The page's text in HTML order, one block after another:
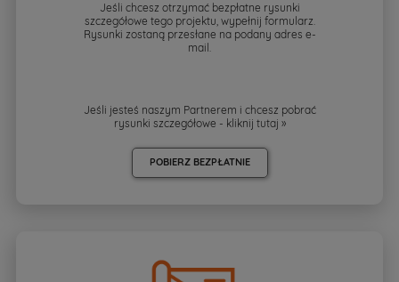
Jeśli chcesz otrzymać bezpłatne rysunki
szczegółowe tego projektu, wypełnij formularz.
Rysunki zostaną przesłane na podany adres e-
mail.
Jeśli jesteś naszym Partnerem i chcesz pobrać
rysunki szczegółowe - kliknij tutaj »
POBIERZ BEZPŁATNIE